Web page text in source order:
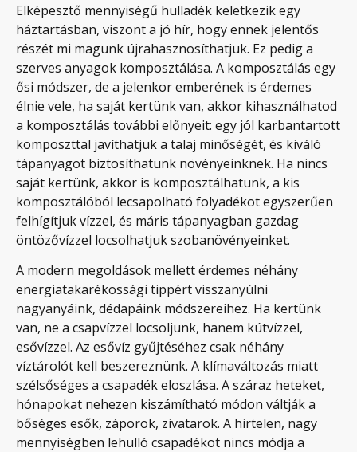
Elképesztő mennyiségű hulladék keletkezik egy
háztartásban, viszont a jó hír, hogy ennek jelentős
részét mi magunk újrahasznosíthatjuk. Ez pedig a
szerves anyagok komposztálása. A komposztálás egy
ősi módszer, de a jelenkor emberének is érdemes
élnie vele, ha saját kertünk van, akkor kihasználhatod
a komposztálás további előnyeit: egy jól karbantartott
komposzttal javíthatjuk a talaj minőségét, és kiváló
tápanyagot biztosíthatunk növényeinknek. Ha nincs
saját kertünk, akkor is komposztálhatunk, a kis
komposztálóból lecsapolható folyadékot egyszerűen
felhígítjuk vízzel, és máris tápanyagban gazdag
öntözővízzel locsolhatjuk szobanövényeinket.
A modern megoldások mellett érdemes néhány
energiatakarékossági tippért visszanyúlni
nagyanyáink, dédapáink módszereihez. Ha kertünk
van, ne a csapvízzel locsoljunk, hanem kútvízzel,
esővízzel. Az esővíz gyűjtéséhez csak néhány
víztárolót kell beszereznünk. A klímaváltozás miatt
szélsőséges a csapadék eloszlása. A száraz heteket,
hónapokat nehezen kiszámítható módon váltják a
bőséges esők, záporok, zivatarok. A hirtelen, nagy
mennyiségben lehulló csapadékot nincs módja a